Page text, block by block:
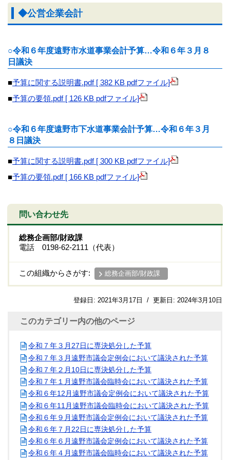
◆公営企業会計
○令和６年度遠野市水道事業会計予算…令和６年３月８
日議決
■予算に関する説明書.pdf [ 382 KB pdfファイル]
■予算の要領.pdf [ 126 KB pdfファイル]
○令和６年度遠野市下水道事業会計予算…令和６年３月
８日議決
■予算に関する説明書.pdf [ 300 KB pdfファイル]
■予算の要領.pdf [ 166 KB pdfファイル]
問い合わせ先
総務企画部/財政課
電話 0198-62-2111（代表）
この組織からさがす: 総務企画部/財政課
登録日: 2021年3月17日 / 更新日: 2024年3月10日
このカテゴリー内の他のページ
令和７年３月27日に専決処分した予算
令和７年３月遠野市議会定例会において議決された予算
令和７年２月10日に専決処分した予算
令和７年１月遠野市議会臨時会において議決された予算
令和６年12月遠野市議会定例会において議決された予算
令和６年11月遠野市議会臨時会において議決された予算
令和６年９月遠野市議会定例会において議決された予算
令和６年７月22日に専決処分した予算
令和６年６月遠野市議会定例会において議決された予算
令和６年４月遠野市議会臨時会において議決された予算